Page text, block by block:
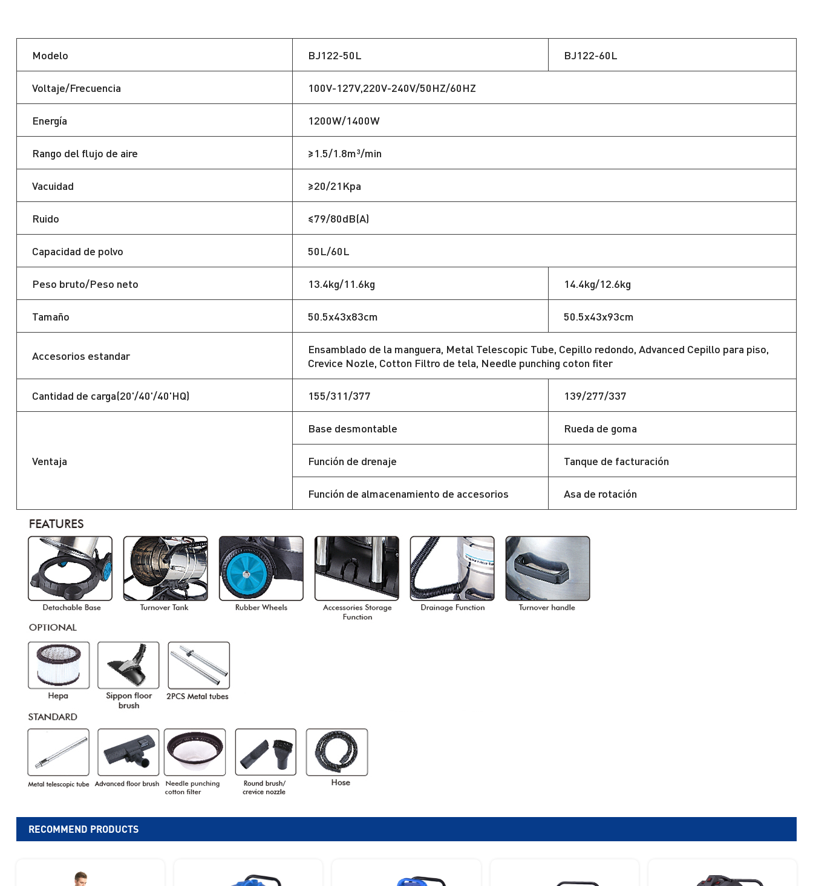
Modelo BJ122-50L BJ122-60L
Voltaje/Frecuencia 100V-127V,220V-240V/50HZ/60HZ
Energía 1200W/1400W
Rango del flujo de aire ≥1.5/1.8m³/min
Vacuidad ≥20/21Kpa
Ruido ≤79/80dB(A)
Capacidad de polvo 50L/60L
Peso bruto/Peso neto 13.4kg/11.6kg 14.4kg/12.6kg
Tamaño 50.5x43x83cm 50.5x43x93cm
Accesorios estandar
Ensamblado de la manguera, Metal Telescopic Tube, Cepillo redondo, Advanced Cepillo para piso,
Crevice Nozle, Cotton Filtro de tela, Needle punching coton fiter
Cantidad de carga(20'/40'/40'HQ) 155/311/377 139/277/337
Ventaja
Base desmontable Rueda de goma
Función de drenaje Tanque de facturación
Función de almacenamiento de accesorios Asa de rotación
RECOMMEND PRODUCTS